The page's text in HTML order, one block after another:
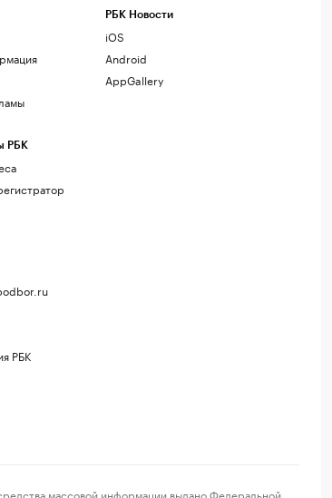
РБК
РБК
РБК Новости
iOS
Android
AppGallery
массовой информации выдано Федеральной